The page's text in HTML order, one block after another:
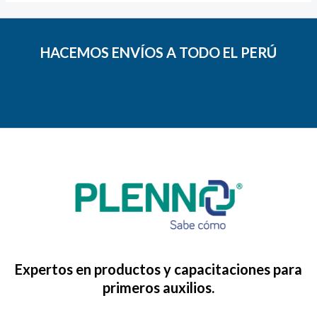
HACEMOS ENVÍOS A TODO EL PERÚ
Expertos en productos y capacitaciones para
primeros auxilios.